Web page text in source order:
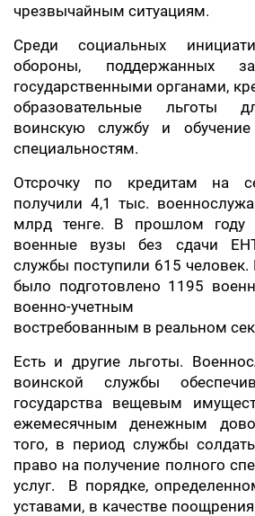
чрезвычайным ситуациям.
Среди социальных
обороны, поддержанных
государственными органами,
образовательные льготы
воинскую службу и
специальностям.
Отсрочку по кредитам на
получили 4,1 тыс.
млрд тенге. В прошлом году
военные вузы без сдачи
службы поступили 615 человек.
было подготовлено 1195
военно-учетным
востребованным в реальном
Есть и другие льготы.
воинской службы
государства вещевым
ежемесячным денежным
того, в период службы
право на получение полного
услуг. В порядке,
уставами, в качестве